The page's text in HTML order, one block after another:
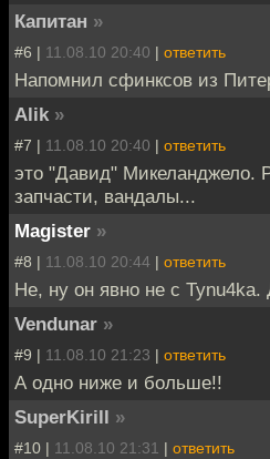
Капитан »
#6 | 11.08.10 20:40 | ответить
Напомнил сфинксов из
Alik »
#7 | 11.08.10 20:40 | ответить
это "Давид" Микеланджело.
запчасти, вандалы...
Magister »
#8 | 11.08.10 20:44 | ответить
Не, ну он явно не с Tynu4ka.
Vendunar »
#9 | 11.08.10 21:23 | ответить
А одно ниже и больше!!
SuperKirill »
#10 | 11.08.10 21:31 | ответить